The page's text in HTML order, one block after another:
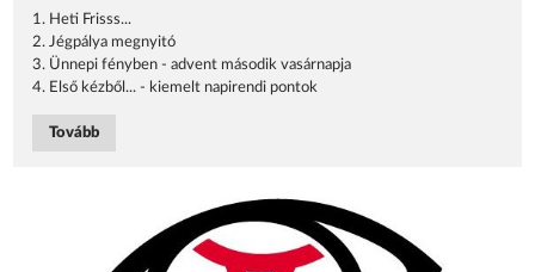
1. Heti Frisss...
2. Jégpálya megnyitó
3. Ünnepi fényben - advent második vasárnapja
4. Első kézből... - kiemelt napirendi pontok
Tovább